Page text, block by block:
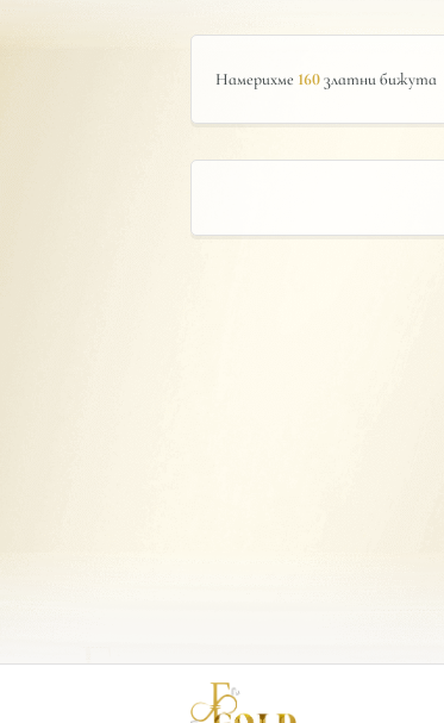
Намерихме 160златни бижута